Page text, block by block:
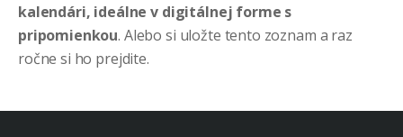
kalendári, ideálne v digitálnej forme s
pripomienkou. Alebo si uložte tento zoznam a raz
ročne si ho prejdite.